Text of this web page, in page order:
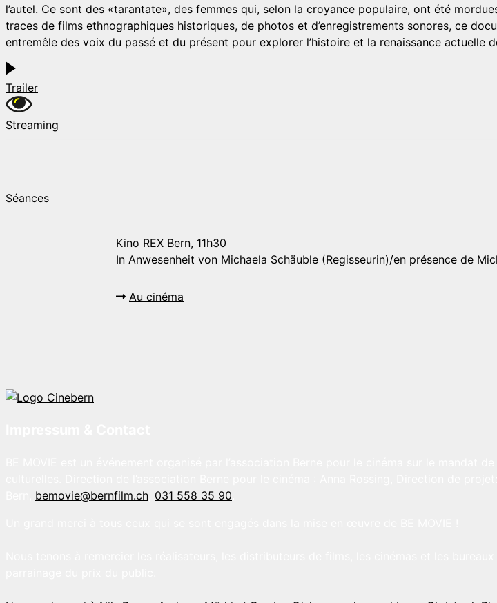
l’autel. Ce sont des «tarantate», des femmes qui, selon la croyance populaire, ont été
traces de films ethnographiques historiques, de photos et d’enregistrements sonores, ce
entremêle des voix du passé et du présent pour explorer l’histoire et la renaissance actuelle
Trailer
Streaming
Séances
Kino REX Bern, 11h30
In Anwesenheit von Michaela Schäuble (Regisseurin)/en présence de
Au cinéma
bemovie@bernfilm.ch 031 558 35 90